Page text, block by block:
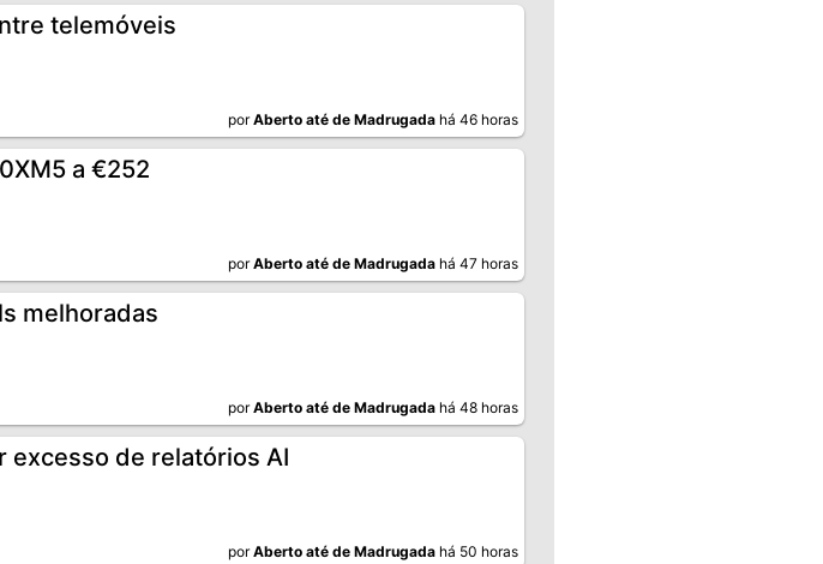
telemóveis
porAberto até de Madrugadahá 46 horas
a €252
porAberto até de Madrugadahá 47 horas
melhoradas
porAberto até de Madrugadahá 48 horas
excesso de relatórios AI
porAberto até de Madrugadahá 50 horas